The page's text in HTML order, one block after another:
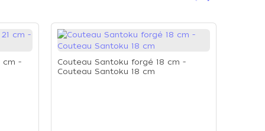
Précédent
Suivant
cm -
Couteau Santoku forgé 18 cm -
Couteau Santoku 18 cm